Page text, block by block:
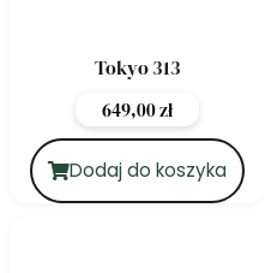
Tokyo 313
649,00zł
Dodaj do koszyka